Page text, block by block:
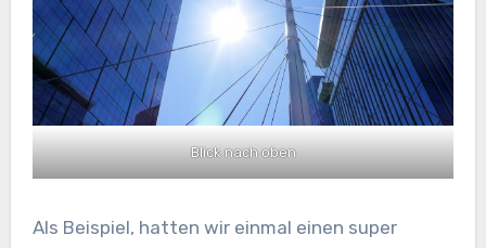
Blick nach oben
Als Beispiel, hatten wir einmal einen super